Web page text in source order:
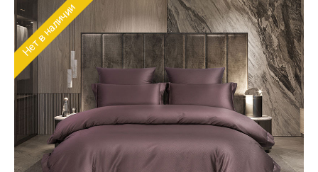
Нет в наличии